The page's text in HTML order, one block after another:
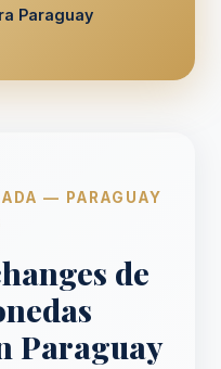
Paraguay
— PARAGUAY
de
Paraguay